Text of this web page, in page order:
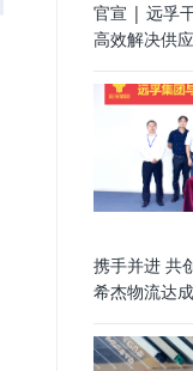
官宣 | 远孚
高效解决供
携手并进 共
希杰物流达